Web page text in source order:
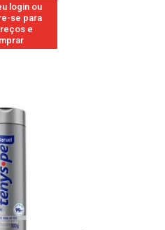
login ou
se para
e